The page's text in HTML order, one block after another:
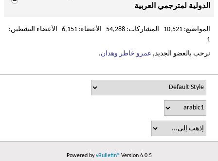
الدولية لمترجمي العربية
المواضيع: 10,521 المشاركات: 54,288 الأعضاء: 6,151 الأعضاء النشطين:
1
نرحب بالعضو الجديد, عمرو خاطر وهدان.
Powered byvBulletin® Version 6.0.5